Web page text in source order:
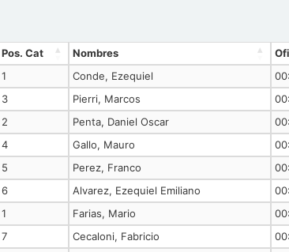
Pos. Cat Nombres
1 Conde, Ezequiel
3 Pierri, Marcos
2 Penta, Daniel Oscar
4 Gallo, Mauro
5 Perez, Franco
6 Alvarez, Ezequiel Emiliano
1 Farias, Mario
7 Cecaloni, Fabricio